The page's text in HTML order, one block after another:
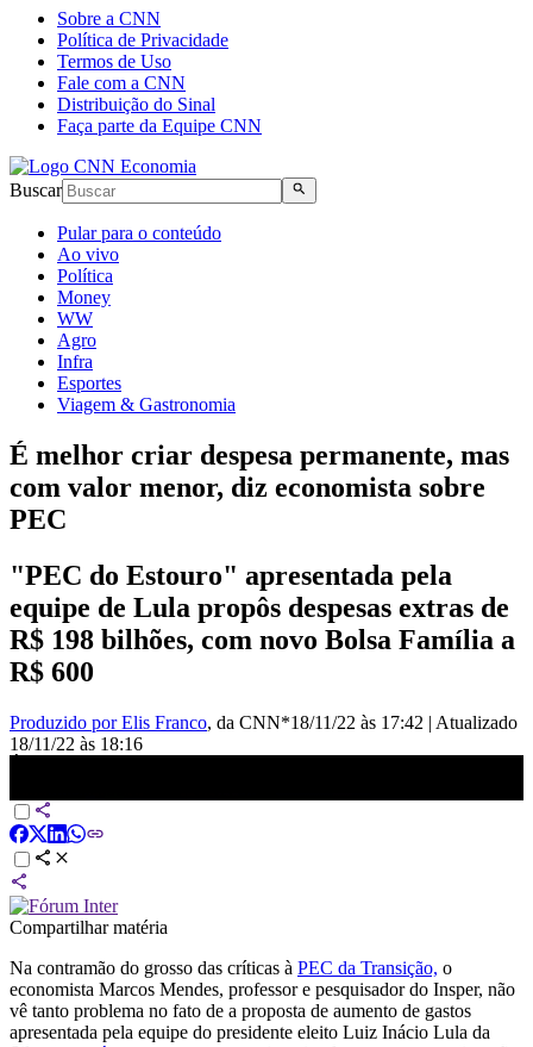
Sobre a CNN
Política de Privacidade
Termos de Uso
Fale com a CNN
Distribuição do Sinal
Faça parte da Equipe CNN
Buscar
Pular para o conteúdo
Ao vivo
Política
Money
WW
Agro
Infra
Esportes
Viagem & Gastronomia
É melhor criar despesa permanente, mas
com valor menor, diz economista sobre
PEC
"PEC do Estouro" apresentada pela
equipe de Lula propôs despesas extras de
R$ 198 bilhões, com novo Bolsa Família a
R$ 600
Produzido por Elis Franco, da CNN*18/11/22 às 17:42 | Atualizado
18/11/22 às 18:16
Compartilhar matéria
Na contramão do grosso das críticas à PEC da Transição, o
economista Marcos Mendes, professor e pesquisador do Insper, não
vê tanto problema no fato de a proposta de aumento de gastos
apresentada pela equipe do presidente eleito Luiz Inácio Lula da